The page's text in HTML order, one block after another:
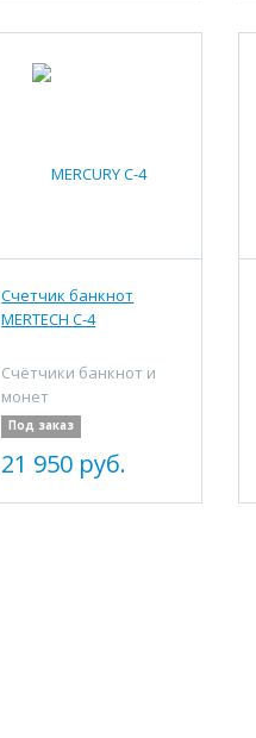
Счетчик банкнот
MERTECH C-4
Счётчики банкнот и
монет
Под заказ
21 950 руб.